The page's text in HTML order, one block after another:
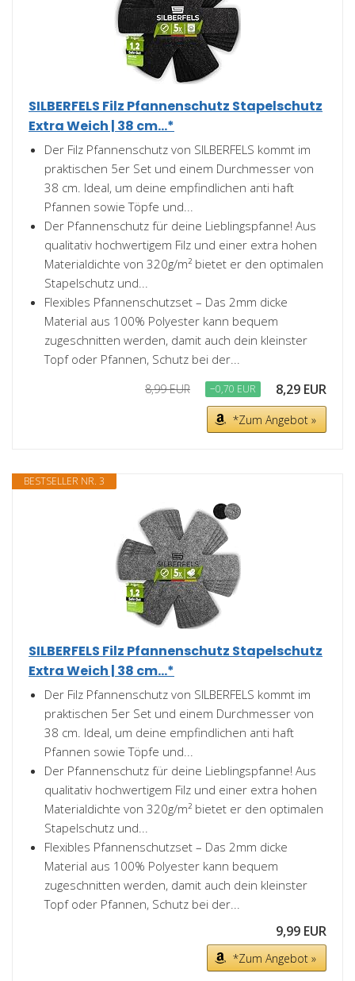
SILBERFELS Filz Pfannenschutz Stapelschutz
Extra Weich | 38 cm...*
Der Filz Pfannenschutz von SILBERFELS kommt im
praktischen 5er Set und einem Durchmesser von
38 cm. Ideal, um deine empfindlichen anti haft
Pfannen sowie Töpfe und...
Der Pfannenschutz für deine Lieblingspfanne! Aus
qualitativ hochwertigem Filz und einer extra hohen
Materialdichte von 320g/m² bietet er den optimalen
Stapelschutz und...
Flexibles Pfannenschutzset – Das 2mm dicke
Material aus 100% Polyester kann bequem
zugeschnitten werden, damit auch dein kleinster
Topf oder Pfannen, Schutz bei der...
8,99 EUR −0,70 EUR 8,29 EUR
*Zum Angebot »
BESTSELLER NR. 3
SILBERFELS Filz Pfannenschutz Stapelschutz
Extra Weich | 38 cm...*
Der Filz Pfannenschutz von SILBERFELS kommt im
praktischen 5er Set und einem Durchmesser von
38 cm. Ideal, um deine empfindlichen anti haft
Pfannen sowie Töpfe und...
Der Pfannenschutz für deine Lieblingspfanne! Aus
qualitativ hochwertigem Filz und einer extra hohen
Materialdichte von 320g/m² bietet er den optimalen
Stapelschutz und...
Flexibles Pfannenschutzset – Das 2mm dicke
Material aus 100% Polyester kann bequem
zugeschnitten werden, damit auch dein kleinster
Topf oder Pfannen, Schutz bei der...
9,99 EUR
*Zum Angebot »